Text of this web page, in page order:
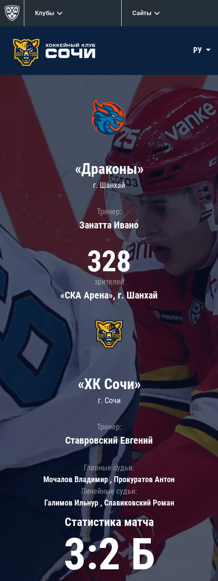
Клубы Сайты
РУ
«Драконы»
г. Шанхай
Тренер:
Занатта Иванo
328
зрителей
«СКА Арена», г. Шанхай
Статистика матча
3:2 Б
«ХК Сочи»
г. Сочи
Тренер:
Ставровский Евгений
Главные судьи:
Мочалов Владимир , Прокуратов Антон
Линейные судьи:
Галимов Ильнур , Славиковский Роман